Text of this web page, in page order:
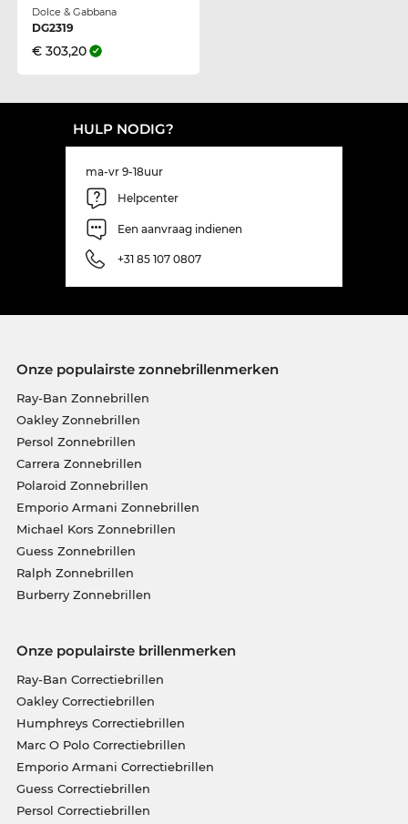
Dolce & Gabbana
DG2319
€ 303,20
HULP NODIG?
ma-vr 9-18uur
Helpcenter
Een aanvraag indienen
+31 85 107 0807
Onze populairste zonnebrillenmerken
Ray-Ban Zonnebrillen
Oakley Zonnebrillen
Persol Zonnebrillen
Carrera Zonnebrillen
Polaroid Zonnebrillen
Emporio Armani Zonnebrillen
Michael Kors Zonnebrillen
Guess Zonnebrillen
Ralph Zonnebrillen
Burberry Zonnebrillen
Onze populairste brillenmerken
Ray-Ban Correctiebrillen
Oakley Correctiebrillen
Humphreys Correctiebrillen
Marc O Polo Correctiebrillen
Emporio Armani Correctiebrillen
Guess Correctiebrillen
Persol Correctiebrillen